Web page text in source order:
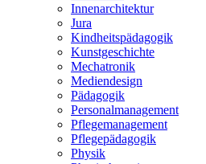
Innenarchitektur
Jura
Kindheitspädagogik
Kunstgeschichte
Mechatronik
Mediendesign
Pädagogik
Personalmanagement
Pflegemanagement
Pflegepädagogik
Physik